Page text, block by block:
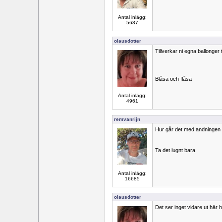
Antal inlägg:
5687
olausdotter
Antal inlägg:
4961
Tillverkar ni egna ballonger
Blåsa och flåsa
remvanrijn
Antal inlägg:
16685
Hur går det med
Ta det lugnt bara
olausdotter
Det ser inget vidare ut här